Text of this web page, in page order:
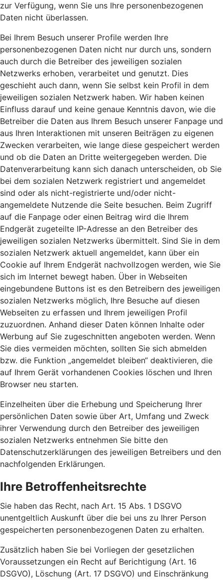
zur Verfügung, wenn Sie uns Ihre personenbezogenen
Daten nicht überlassen.
Bei Ihrem Besuch unserer Profile werden Ihre
personenbezogenen Daten nicht nur durch uns, sondern
auch durch die Betreiber des jeweiligen sozialen
Netzwerks erhoben, verarbeitet und genutzt. Dies
geschieht auch dann, wenn Sie selbst kein Profil in dem
jeweiligen sozialen Netzwerk haben. Wir haben keinen
Einfluss darauf und keine genaue Kenntnis davon, wie die
Betreiber die Daten aus Ihrem Besuch unserer Fanpage und
aus Ihren Interaktionen mit unseren Beiträgen zu eigenen
Zwecken verarbeiten, wie lange diese gespeichert werden
und ob die Daten an Dritte weitergegeben werden. Die
Datenverarbeitung kann sich danach unterscheiden, ob Sie
bei dem sozialen Netzwerk registriert und angemeldet
sind oder als nicht-registrierte und/oder nicht-
angemeldete Nutzende die Seite besuchen. Beim Zugriff
auf die Fanpage oder einen Beitrag wird die Ihrem
Endgerät zugeteilte IP-Adresse an den Betreiber des
jeweiligen sozialen Netzwerks übermittelt. Sind Sie in dem
sozialen Netzwerk aktuell angemeldet, kann über ein
Cookie auf Ihrem Endgerät nachvollzogen werden, wie Sie
sich im Internet bewegt haben. Über in Webseiten
eingebundene Buttons ist es den Betreibern des jeweiligen
sozialen Netzwerks möglich, Ihre Besuche auf diesen
Webseiten zu erfassen und Ihrem jeweiligen Profil
zuzuordnen. Anhand dieser Daten können Inhalte oder
Werbung auf Sie zugeschnitten angeboten werden. Wenn
Sie dies vermeiden möchten, sollten Sie sich abmelden
bzw. die Funktion „angemeldet bleiben“ deaktivieren, die
auf Ihrem Gerät vorhandenen Cookies löschen und Ihren
Browser neu starten.
Einzelheiten über die Erhebung und Speicherung Ihrer
persönlichen Daten sowie über Art, Umfang und Zweck
ihrer Verwendung durch den Betreiber des jeweiligen
sozialen Netzwerks entnehmen Sie bitte den
Datenschutzerklärungen des jeweiligen Betreibers und den
nachfolgenden Erklärungen.
Ihre Betroffenheitsrechte
Sie haben das Recht, nach Art. 15 Abs. 1 DSGVO
unentgeltlich Auskunft über die bei uns zu Ihrer Person
gespeicherten personenbezogenen Daten zu erhalten.
Zusätzlich haben Sie bei Vorliegen der gesetzlichen
Voraussetzungen ein Recht auf Berichtigung (Art. 16
DSGVO), Löschung (Art. 17 DSGVO) und Einschränkung